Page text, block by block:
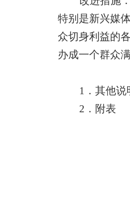
特别是新兴媒
众切身利益的
办成一个群众
1 ．其他
2 ．附表